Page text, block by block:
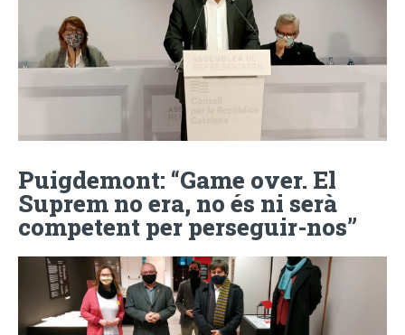
Puigdemont: “Game over. El
Suprem no era, no és ni serà
competent per perseguir-nos”